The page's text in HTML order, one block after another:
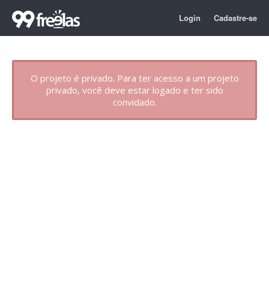
Login Cadastre-se
O projeto é privado. Para ter acesso a um projeto
privado, você deve estar logado e ter sido
convidado.